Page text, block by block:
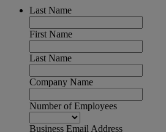
Last Name
First Name
Last Name
Company Name
Number of Employees
Business Email Address